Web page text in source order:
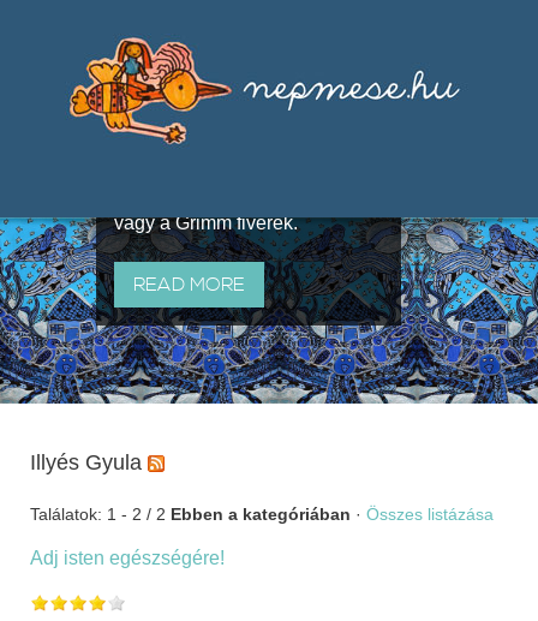
útján terjedő elbeszélésekből,
melyeket olyan ismert gyűjtők
állítottak össze, mint Benedek
vagy a Grimm fivérek.
READ MORE
Illyés Gyula
Találatok: 1 - 2 / 2 Ebben a kategóriában · Összes listázása
Adj isten egészségére!